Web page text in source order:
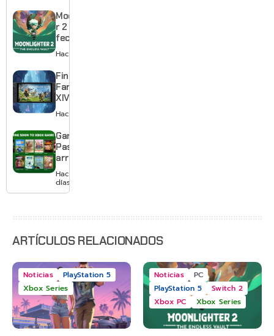
estreno
anticipado
en Netflix
Moonlighte
r 2 ya tiene
fecha y
puedes
quedarte
gratis con
el primero
Hace 2 días
Final
Fantasy
XIV llega a
Switch 2 y
te deja
jugar un
mes sin
pagar
suscripción
Hace 3 días
Game
Pass
arranca
agosto
con
Gears of
2 y más
Hace 3
días
ARTÍCULOS RELACIONADOS
Noticias
PlayStation 5
Xbox Series
Noticias
PC
PlayStation 5
Switch 2
Xbox PC
Xbox Series